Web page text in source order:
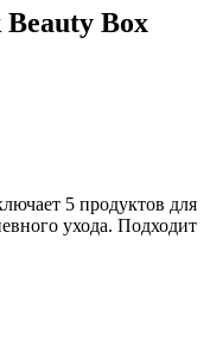
Box
5 продуктов для
ухода. Подходит